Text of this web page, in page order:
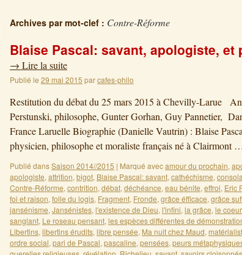
Archives par mot-clef : Contre-Réforme
Blaise Pascal: savant, apologiste, et
→ Lire la suite
Publié le 29 mai 2015 parcafes-philo
Restitution du débat du 25 mars 2015 à Chevilly-Larue
Perstunski, philosophe, Gunter Gorhan, Guy Pannetier,
France Laruelle Biographie (Danielle Vautrin) : Blaise
physicien, philosophe et moraliste français né à Clairmont …
Publié dansSaison 2014//2015 | Marqué avecamour du prochain,
apologiste, attrition, bigot, Blaise Pascal: savant, cathéchisme,
Contre-Réforme, contrition, débat, déchéance, eau bénite, effroi, Eric
foi et raison, folle du logis, Fragment, Fronde, grâce éfficace, grâce
jansénisme, Jansénistes, l'existence de Dieu, l'infini, la grâce, le
sanglant, Le roseau pensant, les espèces différentes de
Libertins, libertins érudits, libre pensée, Ma nuit chez Maud,
ordre social, pari de Pascal, pascaline, pensées, peurs